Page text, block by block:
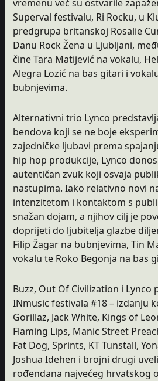
vremenu već su ostvarile
Superval festivalu, Ri Rocku, u
predgrupa britanskoj Rosalie
Danu Rock Žena u Ljubljani,
čine Tara Matijević na vokalu,
Alegra Lozić na bas gitari i
bubnjevima.
Alternativni trio Lynco
bendova koji se ne boje
zajedničke ljubavi prema
hip hop produkcije, Lynco
autentičan zvuk koji osvaja
nastupima. Iako relativno novi
intenzitetom i kontaktom s
snažan dojam, a njihov cilj je
doprijeti do ljubitelja glazbe
Filip Žagar na bubnjevima, Tin
vokalu te Roko Begonja na bas
Buzz, Out Of Civilization i
INmusic festivala #18 – izdanju
Gorillaz, Jack White, Kings of
Flaming Lips, Manic Street
Fat Dog, Sprints, KT Tunstall,
Joshua Idehen i brojni drugi
rođendana najvećeg hrvatskog